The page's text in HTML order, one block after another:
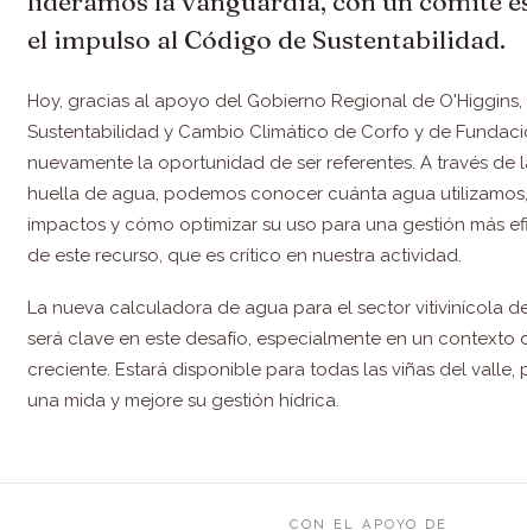
el impulso al Código de Sustentabilidad.
Hoy, gracias al apoyo del Gobierno Regional de
Sustentabilidad y Cambio Climático de Corfo y de
nuevamente la oportunidad de ser referentes. A través de
huella de agua, podemos conocer cuánta agua
impactos y cómo optimizar su uso para una gestión más
de este recurso, que es crítico en nuestra actividad.
La nueva calculadora de agua para el sector vitivinícola
será clave en este desafío, especialmente en un contexto
creciente. Estará disponible para todas las viñas del
una mida y mejore su gestión hídrica.
CON EL APOYO DE